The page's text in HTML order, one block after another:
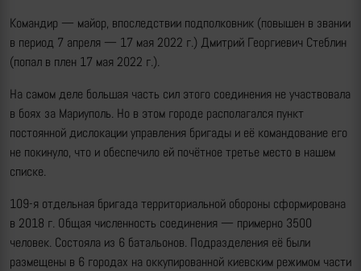
Командир — майор, впоследствии подполковник (повышен в звании
в период 7 апреля — 17 мая 2022 г.) Дмитрий Георгиевич Стеблин
(попал в плен 17 мая 2022 г.).
На самом деле большая часть сил этого соединения не участвовала
в боях за Мариуполь. Но в этом городе располагался пункт
постоянной дислокации управления бригады и её командование его
не покинуло, что и обеспечило ей почётное третье место в нашем
списке.
109-я отдельная бригада территориальной обороны сформирована
в 2018 г. Общая численность соединения — примерно 3500
человек. Состояла из 6 батальонов. Подразделения её были
размещены в 6 городах на оккупированной киевским режимом части